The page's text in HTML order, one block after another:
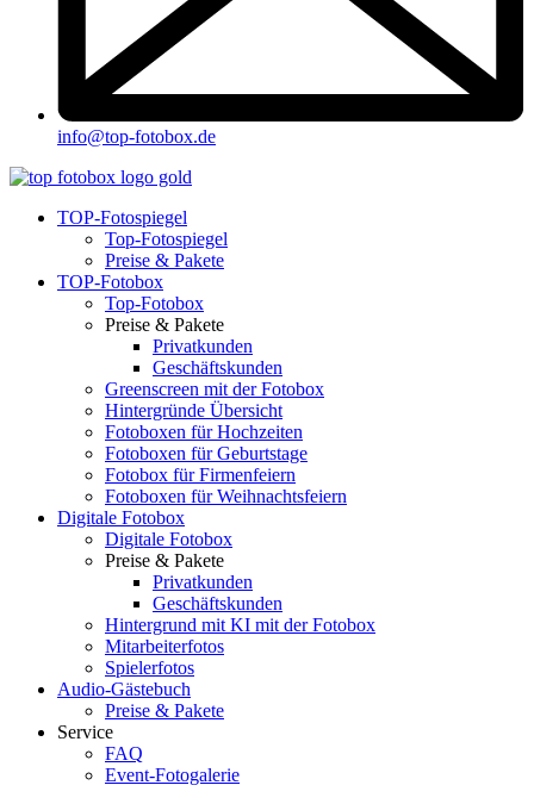
info@top-fotobox.de
TOP-Fotospiegel
Top-Fotospiegel
Preise & Pakete
TOP-Fotobox
Top-Fotobox
Preise & Pakete
Privatkunden
Geschäftskunden
Greenscreen mit der Fotobox
Hintergründe Übersicht
Fotoboxen für Hochzeiten
Fotoboxen für Geburtstage
Fotobox für Firmenfeiern
Fotoboxen für Weihnachtsfeiern
Digitale Fotobox
Digitale Fotobox
Preise & Pakete
Privatkunden
Geschäftskunden
Hintergrund mit KI mit der Fotobox
Mitarbeiterfotos
Spielerfotos
Audio-Gästebuch
Preise & Pakete
Service
FAQ
Event-Fotogalerie